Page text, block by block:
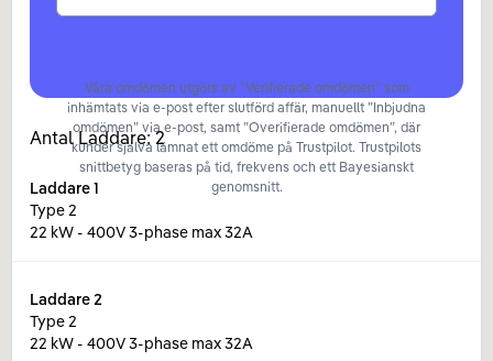
Våra omdömen utgörs av ”Verifierade omdömen” som
inhämtats via e-post efter slutförd affär, manuellt ”Inbjudna
omdömen” via e-post, samt ”Overifierade omdömen”, där
kunder själva lämnat ett omdöme på Trustpilot. Trustpilots
snittbetyg baseras på tid, frekvens och ett Bayesianskt
genomsnitt.
Antal Laddare:2
Laddare1
Type 2
22 kW - 400V 3-phase max 32A
Laddare2
Type 2
22 kW - 400V 3-phase max 32A